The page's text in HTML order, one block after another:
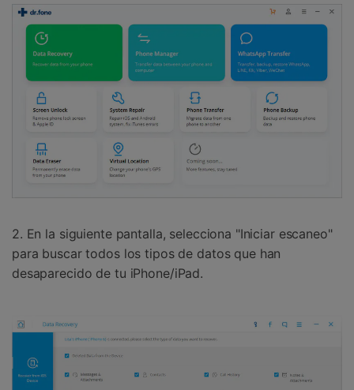
2. En la siguiente pantalla, selecciona "Iniciar escaneo"
para buscar todos los tipos de datos que han
desaparecido de tu iPhone/iPad.